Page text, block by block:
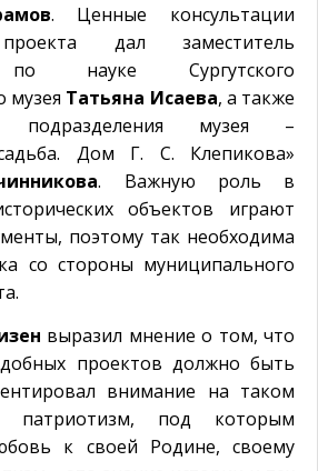
. Ценные консультации
дал заместитель
по науке Сургутского
музея Татьяна Исаева, а также
подразделения музея –
Дом Г. С. Клепикова»
. Важную роль в
объектов играют
поэтому так необходима
со стороны муниципального
выразил мнение о том, что
проектов должно быть
внимание на таком
патриотизм, под которым
к своей Родине, своему